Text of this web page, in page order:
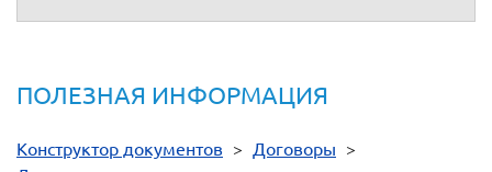
ПОЛЕЗНАЯ ИНФОРМАЦИЯ
Конструктор документов > Договоры >